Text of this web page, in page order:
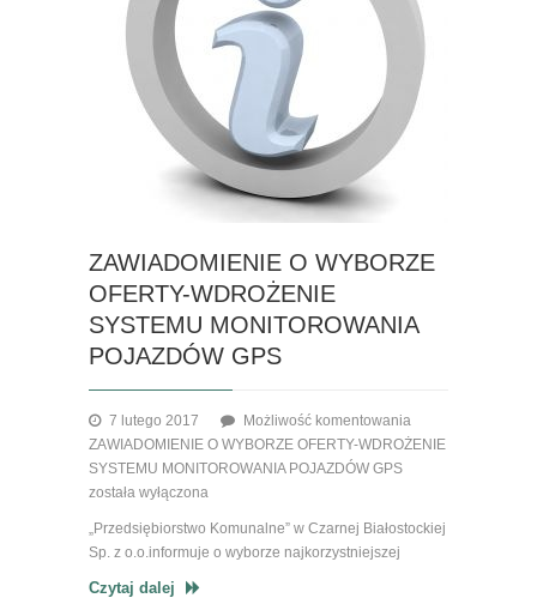
ZAWIADOMIENIE O WYBORZE
OFERTY-WDROŻENIE
SYSTEMU MONITOROWANIA
POJAZDÓW GPS
7 lutego 2017
Możliwość komentowania
ZAWIADOMIENIE O WYBORZE OFERTY-WDROŻENIE
SYSTEMU MONITOROWANIA POJAZDÓW GPS
została wyłączona
„Przedsiębiorstwo Komunalne” w Czarnej Białostockiej
Sp. z o.o.informuje o wyborze najkorzystniejszej
Czytaj dalej